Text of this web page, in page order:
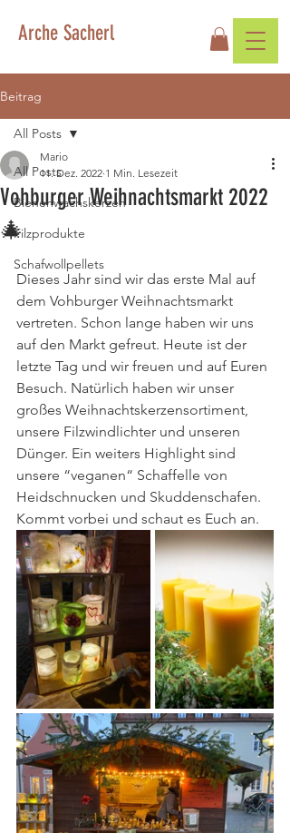
Arche Sacherl
Beitrag
All Posts
Bienenwachskerzen
Filzprodukte
Schafwollpellets
All Posts
Vohburger Weihnachtsmarkt 2022
🎄
Mario
11. Dez. 2022 1 Min. Lesezeit
Dieses Jahr sind wir das erste Mal auf
dem Vohburger Weihnachtsmarkt
vertreten. Schon lange haben wir uns
auf den Markt gefreut. Heute ist der
letzte Tag und wir freuen und auf Euren
Besuch. Natürlich haben wir unser
großes Weihnachtskerzensortiment,
unsere Filzwindlichter und unseren
Dünger. Ein weiters Highlight sind
unsere “veganen“ Schaffelle von
Heidschnucken und Skuddenschafen.
Kommt vorbei und schaut es Euch an.